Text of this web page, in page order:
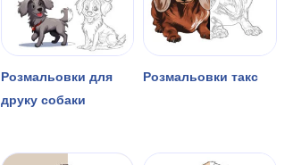
Розмальовки для
друку собаки
Розмальовки такс